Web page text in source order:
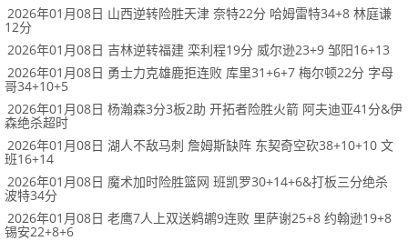
2026年01月08日 山西逆转险胜天津 奈特22分 哈姆雷特34+8 林庭谦
12分
2026年01月08日 吉林逆转福建 栾利程19分 威尔逊23+9 邹阳16+13
2026年01月08日 勇士力克雄鹿拒连败 库里31+6+7 梅尔顿22分 字母
哥34+10+5
2026年01月08日 杨瀚森3分3板2助 开拓者险胜火箭 阿夫迪亚41分&伊
森绝杀超时
2026年01月08日 湖人不敌马刺 詹姆斯缺阵 东契奇空砍38+10+10 文
班16+14
2026年01月08日 魔术加时险胜篮网 班凯罗30+14+6&打板三分绝杀
波特34分
2026年01月08日 老鹰7人上双送鹈鹕9连败 里萨谢25+8 约翰逊19+8
锡安22+8+6